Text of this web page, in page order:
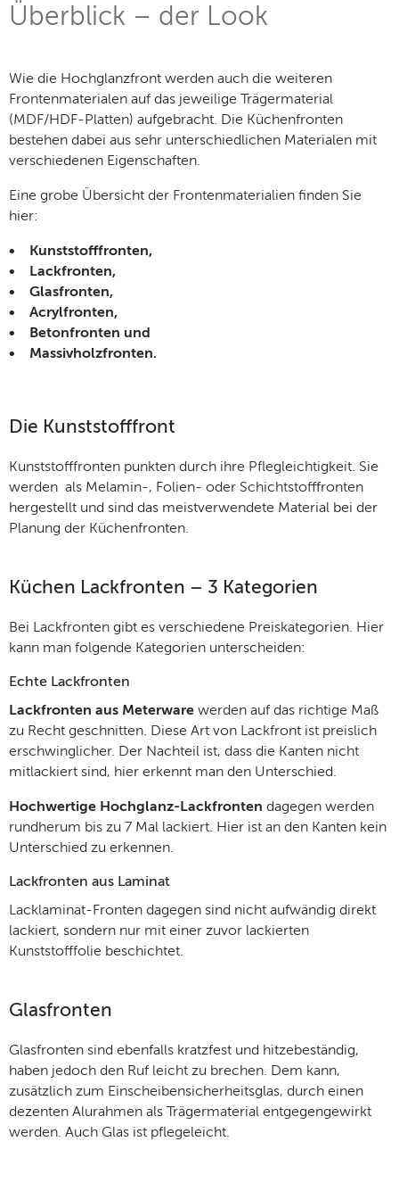
Überblick – der Look
Wie die Hochglanzfront werden auch die weiteren
Frontenmaterialen auf das jeweilige Trägermaterial
(MDF/HDF-Platten) aufgebracht. Die Küchenfronten
bestehen dabei aus sehr unterschiedlichen Materialen mit
verschiedenen Eigenschaften.
Eine grobe Übersicht der Frontenmaterialien finden Sie
hier:
• Kunststofffronten,
• Lackfronten,
• Glasfronten,
• Acrylfronten,
• Betonfronten und
• Massivholzfronten.
Die Kunststofffront
Kunststofffronten punkten durch ihre Pflegleichtigkeit. Sie
werden als Melamin-, Folien- oder Schichtstofffronten
hergestellt und sind das meistverwendete Material bei der
Planung der Küchenfronten.
Küchen Lackfronten – 3 Kategorien
Bei Lackfronten gibt es verschiedene Preiskategorien. Hier
kann man folgende Kategorien unterscheiden:
Echte Lackfronten
Lackfronten aus Meterware werden auf das richtige Maß
zu Recht geschnitten. Diese Art von Lackfront ist preislich
erschwinglicher. Der Nachteil ist, dass die Kanten nicht
mitlackiert sind, hier erkennt man den Unterschied.
Hochwertige Hochglanz-Lackfronten dagegen werden
rundherum bis zu 7 Mal lackiert. Hier ist an den Kanten kein
Unterschied zu erkennen.
Lackfronten aus Laminat
Lacklaminat-Fronten dagegen sind nicht aufwändig direkt
lackiert, sondern nur mit einer zuvor lackierten
Kunststofffolie beschichtet.
Glasfronten
Glasfronten sind ebenfalls kratzfest und hitzebeständig,
haben jedoch den Ruf leicht zu brechen. Dem kann,
zusätzlich zum Einscheibensicherheitsglas, durch einen
dezenten Alurahmen als Trägermaterial entgegengewirkt
werden. Auch Glas ist pflegeleicht.